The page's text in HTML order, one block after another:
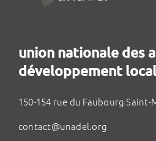
union nationale des
développement local
150-154 rue du Faubourg Saint-
contact@unadel.org